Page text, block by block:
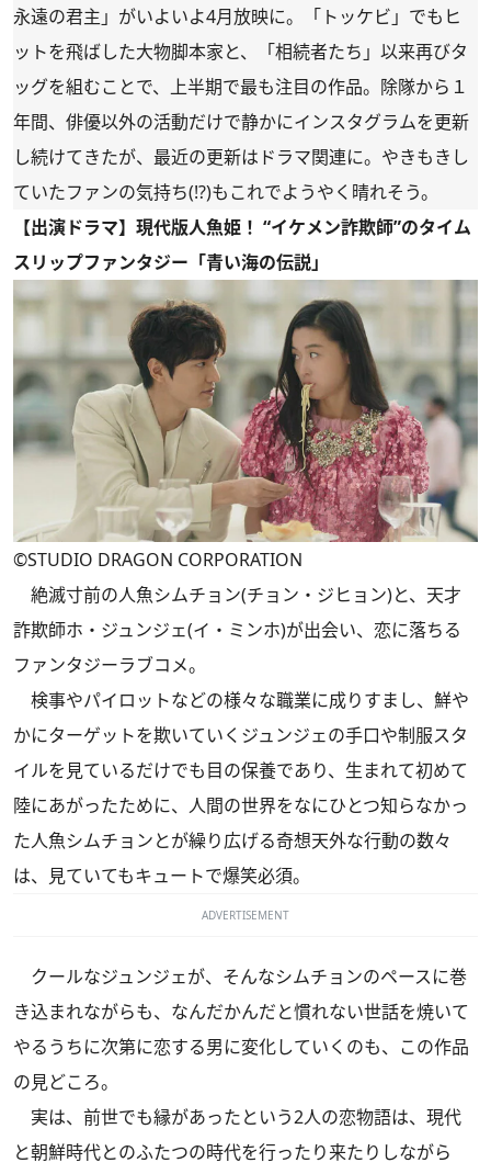
永遠の君主」がいよいよ4月放映に。「トッケビ」でもヒ
ットを飛ばした大物脚本家と、「相続者たち」以来再びタ
ッグを組むことで、上半期で最も注目の作品。除隊から１
年間、俳優以外の活動だけで静かにインスタグラムを更新
し続けてきたが、最近の更新はドラマ関連に。やきもきし
ていたファンの気持ち(⁉)もこれでようやく晴れそう。
【出演ドラマ】現代版人魚姫！ “イケメン詐欺師”のタイム
スリップファンタジー「青い海の伝説」
©STUDIO DRAGON CORPORATION
絶滅寸前の人魚シムチョン(チョン・ジヒョン)と、天才
詐欺師ホ・ジュンジェ(イ・ミンホ)が出会い、恋に落ちる
ファンタジーラブコメ。
検事やパイロットなどの様々な職業に成りすまし、鮮や
かにターゲットを欺いていくジュンジェの手口や制服スタ
イルを見ているだけでも目の保養であり、生まれて初めて
陸にあがったために、人間の世界をなにひとつ知らなかっ
た人魚シムチョンとが繰り広げる奇想天外な行動の数々
は、見ていてもキュートで爆笑必須。
ADVERTISEMENT
クールなジュンジェが、そんなシムチョンのペースに巻
き込まれながらも、なんだかんだと慣れない世話を焼いて
やるうちに次第に恋する男に変化していくのも、この作品
の見どころ。
実は、前世でも縁があったという2人の恋物語は、現代
と朝鮮時代とのふたつの時代を行ったり来たりしながら